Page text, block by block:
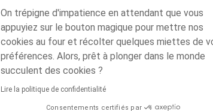
On trépigne d'impatience en attendant que vous
appuyiez sur le bouton magique pour mettre nos
cookies au four et récolter quelques miettes de
préférences. Alors, prêt à plonger dans le monde
succulent des cookies ?
Lire la politique de confidentialité
Consentements certifiés par
MODES DE